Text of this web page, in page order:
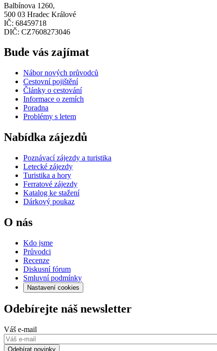
Balbínova 1260,
500 03 Hradec Králové
IČ: 68459718
DIČ: CZ7608273046
Bude vás zajímat
Nábor nových průvodců
Cestovní pojištění
Články o cestování
Informace o zemích
Poradna
Problémy s letem
Nabídka zájezdů
Poznávací zájezdy a turistika
Letecké zájezdy
Turistika a hory
Ferratové zájezdy
Katalog ke stažení
Dárkový poukaz
O nás
Kdo jsme
Průvodci
Recenze
Diskusní fórum
Smluvní podmínky
Nastavení cookies
Odebírejte náš newsletter
Váš e-mail
Odebírat novinky